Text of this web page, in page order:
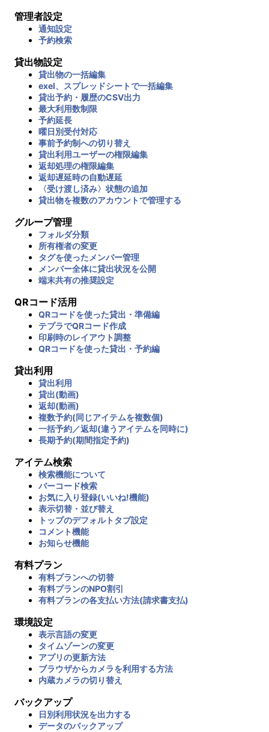
管理者設定
通知設定
予約検索
貸出物設定
貸出物の一括編集
exel、スプレッドシートで一括編集
貸出予約・履歴のCSV出力
最大利用数制限
予約延長
曜日別受付対応
事前予約制への切り替え
貸出利用ユーザーの権限編集
返却処理の権限編集
返却遅延時の自動遅延
〈受け渡し済み〉状態の追加
貸出物を複数のアカウントで管理する
グループ管理
フォルダ分類
所有権者の変更
タグを使ったメンバー管理
メンバー全体に貸出状況を公開
端末共有の推奨設定
QRコード活用
QRコードを使った貸出・準備編
テプラでQRコード作成
印刷時のレイアウト調整
QRコードを使った貸出・予約編
貸出利用
貸出利用
貸出(動画)
返却(動画)
複数予約(同じアイテムを複数個)
一括予約／返却(違うアイテムを同時に)
長期予約(期間指定予約)
アイテム検索
検索機能について
バーコード検索
お気に入り登録(いいね!機能)
表示切替・並び替え
トップのデフォルトタブ設定
コメント機能
お知らせ機能
有料プラン
有料プランへの切替
有料プランのNPO割引
有料プランの各支払い方法(請求書支払)
環境設定
表示言語の変更
タイムゾーンの変更
アプリの更新方法
ブラウザからカメラを利用する方法
内蔵カメラの切り替え
バックアップ
日別利用状況を出力する
データのバックアップ